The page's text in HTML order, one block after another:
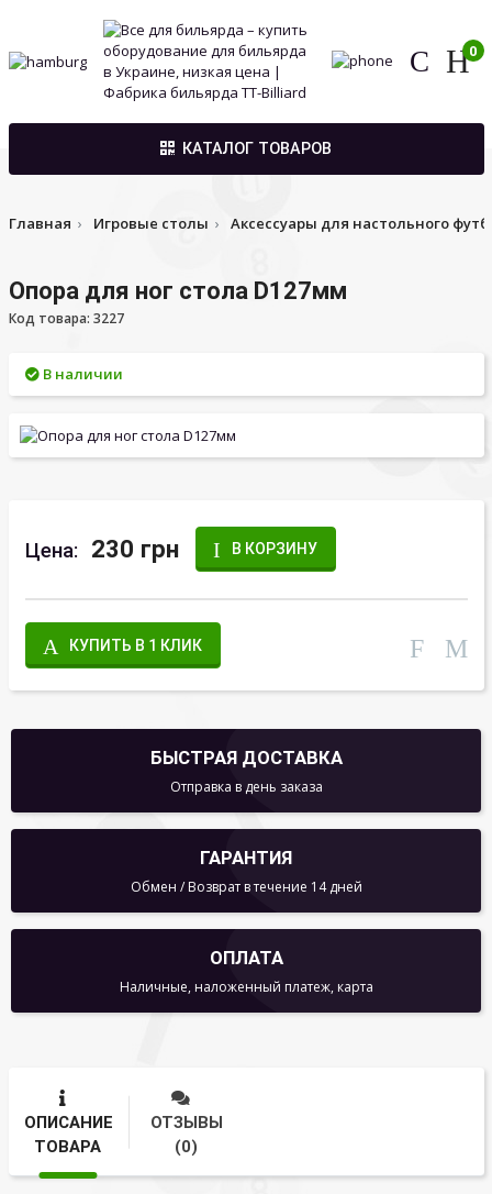
0
КАТАЛОГ ТОВАРОВ
Главная Игровые столы Аксессуары для настольного
Опора для ног стола D127мм
Код товара: 3227
В наличии
Цена: 230 грн В КОРЗИНУ
КУПИТЬ В 1 КЛИК
БЫСТРАЯ ДОСТАВКА
Отправка в день заказа
ГАРАНТИЯ
Обмен / Возврат в течение 14 дней
ОПЛАТА
Наличные, наложенный платеж, карта
ОПИСАНИЕ
ТОВАРА
ОТЗЫВЫ
(0)